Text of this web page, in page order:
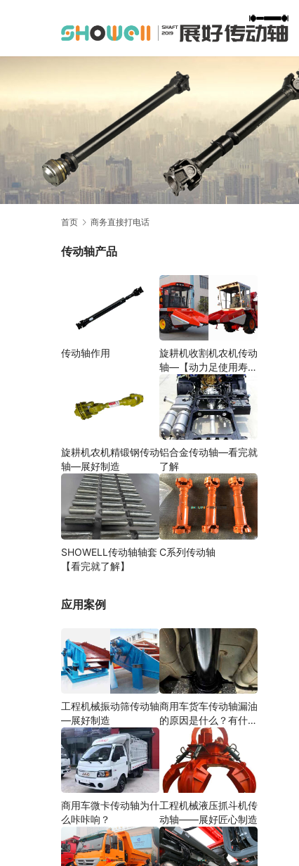
首页 商务直接打电话
传动轴产品
传动轴作用
旋耕机收割机农机传动
轴—【动力足使用寿命
久】
旋耕机农机精锻钢传动
轴—展好制造
铝合金传动轴—看完就
了解
SHOWELL传动轴轴套
【看完就了解】
C系列传动轴
应用案例
工程机械振动筛传动轴
—展好制造
商用车货车传动轴漏油
的原因是什么？有什么
商用车微卡传动轴为什
么咔咔响？
工程机械液压抓斗机传
动轴——展好匠心制造